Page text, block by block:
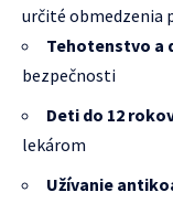
určité obmedzenia
Tehotenstvo a
bezpečnosti
Deti do 12
lekárom
Užívanie